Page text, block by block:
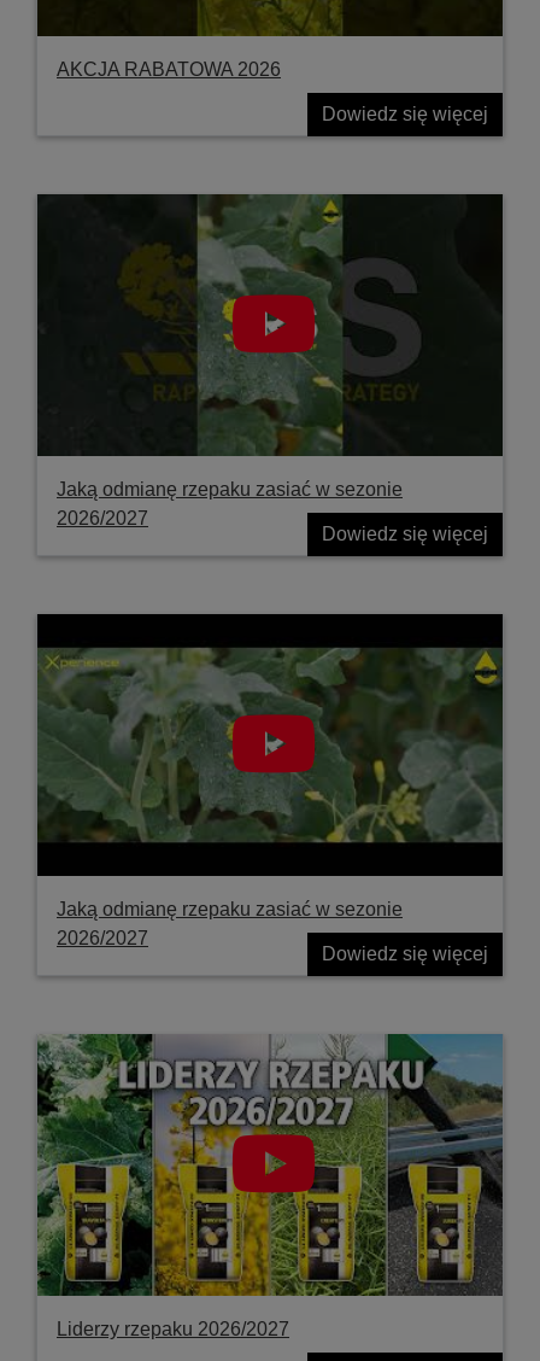
AKCJA RABATOWA 2026
Dowiedz się więcej
Jaką odmianę rzepaku zasiać w sezonie
2026/2027
Dowiedz się więcej
Jaką odmianę rzepaku zasiać w sezonie
2026/2027
Dowiedz się więcej
Liderzy rzepaku 2026/2027